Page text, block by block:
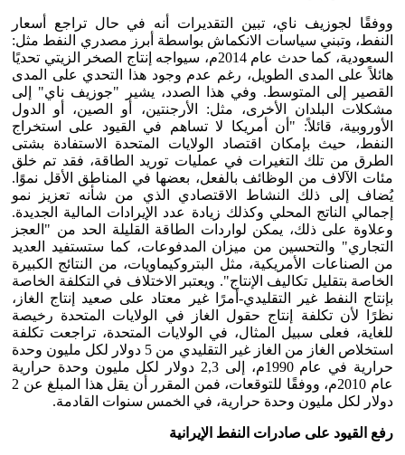
ووفقًا لجوزيف ناي، تبين التقديرات أنه في حال تراجع أسعار
النفط، وتبني سياسات الانكماش بواسطة أبرز مصدري النفط مثل:
السعودية، كما حدث عام 2014م، سيواجه إنتاج الصخر الزيتي تحديًا
هائلاً على المدى الطويل، رغم عدم وجود هذا التحدي على المدى
القصير إلى المتوسط. وفي هذا الصدد، يشير "جوزيف ناي" إلى
مشكلات البلدان الأخرى، مثل: الأرجنتين، أو الصين، أو الدول
الأوروبية، قائلاً: "أن أمريكا لا تساهم في القيود على استخراج
النفط، حيث بإمكان اقتصاد الولايات المتحدة الاستفادة بشتى
الطرق من تلك التغيرات في عمليات توريد الطاقة، فقد تم خلق
مئات الآلاف من الوظائف بالفعل، بعضها في المناطق الأقل نموًا.
يُضاف إلى ذلك النشاط الاقتصادي الذي من شأنه تعزيز نمو
إجمالي الناتج المحلي وكذلك زيادة عدد الإيرادات المالية الجديدة.
وعلاوة على ذلك، يمكن لواردات الطاقة القليلة الحد من "العجز
التجاري" والتحسين من ميزان المدفوعات، كما ستستفيد العديد
من الصناعات الأمريكية، مثل البتروكيماويات، من النتائج الكبيرة
الخاصة بتقليل تكاليف الإنتاج". ويعتبر الاختلاف في التكلفة الخاصة
بإنتاج النفط غير التقليدي-أمرًا غير معتاد على صعيد إنتاج الغاز،
نظرًا لأن تكلفة إنتاج حقول الغاز في الولايات المتحدة رخيصة
للغاية، فعلى سبيل المثال، في الولايات المتحدة، تراجعت تكلفة
استخلاص الغاز من الغاز غير التقليدي من 5 دولار لكل مليون وحدة
حرارية في عام 1990م، إلى 2,3 دولار لكل مليون وحدة حرارية
عام 2010م، ووفقًا للتوقعات، فمن المقرر أن يقل هذا المبلغ عن 2
دولار لكل مليون وحدة حرارية، في الخمس سنوات القادمة.
رفع القيود على صادرات النفط الإيرانية